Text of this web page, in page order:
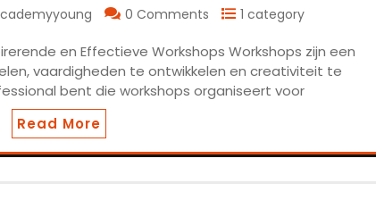
0 Comments 1 category
en Effectieve Workshops Workshops zijn een
vaardigheden te ontwikkelen en creativiteit te
bent die workshops organiseert voor
Read More